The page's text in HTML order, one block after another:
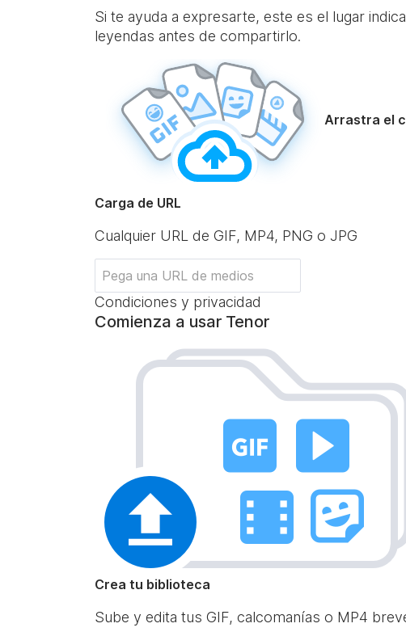
Si te ayuda a expresarte, este es el lugar
leyendas antes de compartirlo.
Arrastra el
Carga de URL
Cualquier URL de GIF, MP4, PNG o JPG
Condiciones y privacidad
Comienza a usar Tenor
Crea tu biblioteca
Sube y edita tus GIF, calcomanías o MP4